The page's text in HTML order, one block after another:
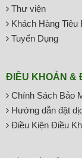
Thư viện
Khách Hàng Tiêu
Tuyển Dụng
ĐIỀU KHOẢN &
Chính Sách Bảo
Hướng dẫn đặt
Điều Kiện Điều